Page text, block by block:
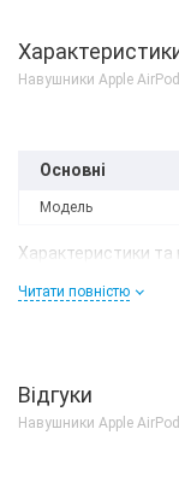
Навушники Apple
Основні
Модель
Характеристики
Читати повністю
Відгуки
Навушники Apple